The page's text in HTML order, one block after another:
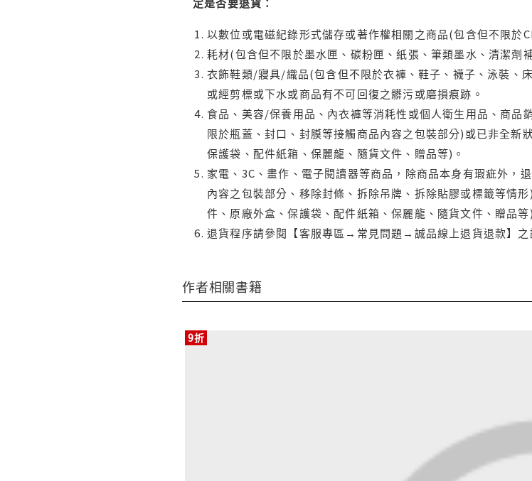
以數位或電磁紀錄形式儲存或著作權相關之商品(包含但不限於
耗材(包含但不限於墨水匣、碳粉匣、紙張、筆類墨水、清潔劑
衣飾鞋類/寢具/織品(包含但不限於衣褲、鞋子、襪子、泳裝、
或經剪標或下水或商品有不可回復之髒污或磨損痕跡。
食品、美容/保養用品、內衣褲等消耗性或個人衛生用品、商
限於瓶蓋、封口、封膜等接觸商品內容之包裝部分)或已非全
保護袋、配件紙箱、保麗龍、隨貨文件、贈品等)。
家電、3C、畫作、電子閱讀器等商品，除商品本身有瑕疵外，
內容之包裝部分、移除封條、拆除吊牌、拆除貼膠或標籤等情
件、原廠外盒、保護袋、配件紙箱、保麗龍、隨貨文件、贈品等
退貨程序請參閱【客服專區→常見問題→誠品線上退貨退款】之
作者相關書籍
9折